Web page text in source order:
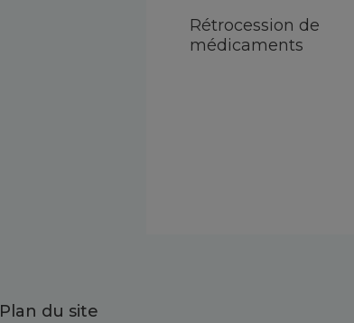
Rétrocession de
médicaments
Plan du site